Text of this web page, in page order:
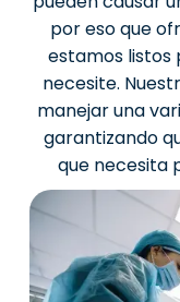
por eso que
estamos listos
necesite.
manejar una
garantizando
que necesita